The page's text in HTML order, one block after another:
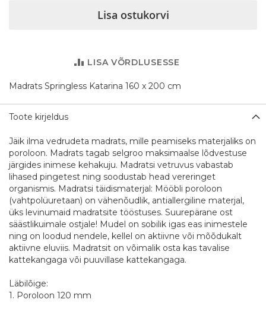
Lisa ostukorvi
LISA VÕRDLUSESSE
Madrats Springless Katarina 160 x 200 cm
Toote kirjeldus
Jäik ilma vedrudeta madrats, mille peamiseks materjaliks on
poroloon. Madrats tagab selgroo maksimaalse lõdvestuse
järgides inimese kehakuju. Madratsi vetruvus vabastab
lihased pingetest ning soodustab head vereringet
organismis. Madratsi täidismaterjal: Mööbli poroloon
(vahtpolüuretaan) on vähenõudlik, antiallergiline materjal,
üks levinumaid madratsite tööstuses. Suurepärane ost
säästlikuimale ostjale! Mudel on sobilik igas eas inimestele
ning on loodud nendele, kellel on aktiivne või mõõdukalt
aktiivne eluviis. Madratsit on võimalik osta kas tavalise
kattekangaga või puuvillase kattekangaga.
Läbilõige:
1. Poroloon 120 mm